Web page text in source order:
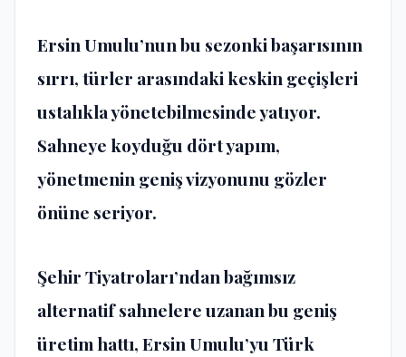
Ersin Umulu’nun bu sezonki başarısının
sırrı, türler arasındaki keskin geçişleri
ustalıkla yönetebilmesinde yatıyor.
Sahneye koyduğu dört yapım,
yönetmenin geniş vizyonunu gözler
önüne seriyor.
Şehir Tiyatroları’ndan bağımsız
alternatif sahnelere uzanan bu geniş
üretim hattı, Ersin Umulu’yu Türk